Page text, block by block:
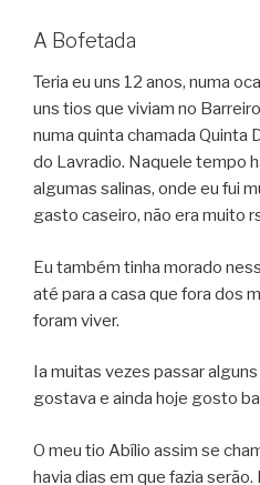
A Bofetada
Teria eu uns 12 anos, numa
uns tios que viviam no
numa quinta chamada Quinta
do Lavradio. Naquele tempo
algumas salinas, onde eu fui
gasto caseiro, não era muito
Eu também tinha morado
até para a casa que fora dos
foram viver.
Ia muitas vezes passar
gostava e ainda hoje gosto
O meu tio Abílio assim se
havia dias em que fazia